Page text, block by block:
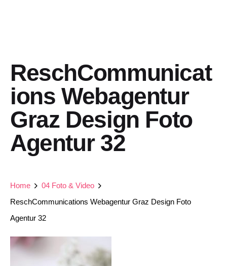
ReschCommunicat
ions Webagentur
Graz Design Foto
Agentur 32
Home
04 Foto & Video
ReschCommunications Webagentur Graz Design Foto
Agentur 32